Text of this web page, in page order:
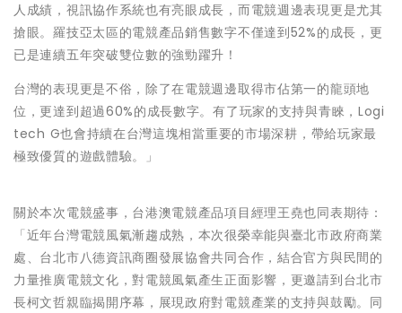
人成績，視訊協作系統也有亮眼成長，而電競週邊表現更是尤其
搶眼。羅技亞太區的電競產品銷售數字不僅達到52%的成長，更
已是連續五年突破雙位數的強勁躍升！
台灣的表現更是不俗，除了在電競週邊取得市佔第一的龍頭地
位，更達到超過60%的成長數字。有了玩家的支持與青睞，Logi
tech G也會持續在台灣這塊相當重要的市場深耕，帶給玩家最
極致優質的遊戲體驗。」
關於本次電競盛事，台港澳電競產品項目經理王堯也同表期待：
「近年台灣電競風氣漸趨成熟，本次很榮幸能與臺北市政府商業
處、台北市八德資訊商圈發展協會共同合作，結合官方與民間的
力量推廣電競文化，對電競風氣產生正面影響，更邀請到台北市
長柯文哲親臨揭開序幕，展現政府對電競產業的支持與鼓勵。同